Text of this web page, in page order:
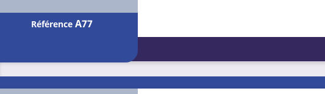
Référence A77